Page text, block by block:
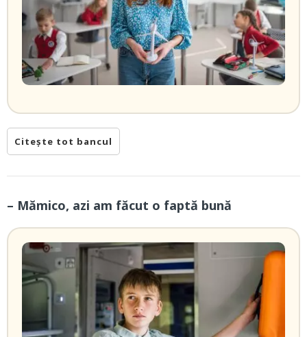
Citește tot bancul
– Mămico, azi am făcut o faptă bună